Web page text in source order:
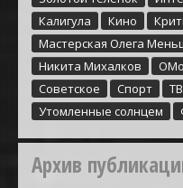
Калигула
Кино
Мастерская Олега
Никита Михалков
Советское
Спорт ТВ
Утомленные солнцем
Архив